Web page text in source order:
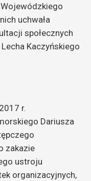
uchwała
społecznych
Kaczyńskiego
r.
Dariusza
zakazie
ustroju
organizacyjnych,